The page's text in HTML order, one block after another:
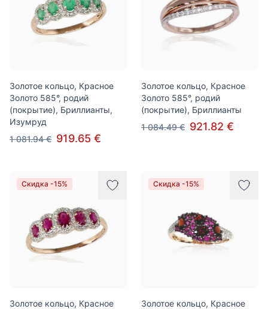
Золотое кольцо, Красное
Золото 585°, родий
(покрытие), Бриллианты,
Изумруд
1 081.94 € 919.65 €
Золотое кольцо, Красное
Золото 585°, родий
(покрытие), Бриллианты
1 084.49 € 921.82 €
Скидка -15%
Золотое кольцо, Красное
Скидка -15%
Золотое кольцо, Красное